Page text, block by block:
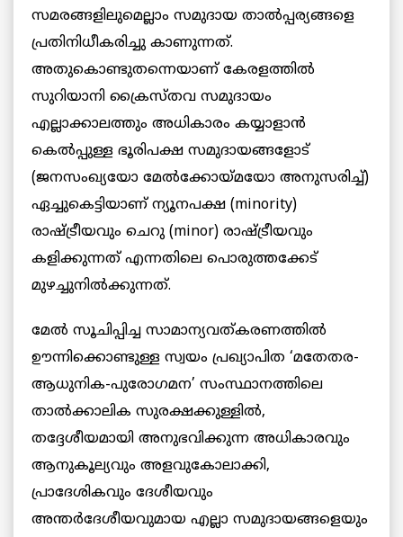
സമരങ്ങളിലുമെല്ലാം സമുദായ താൽപ്പര്യങ്ങളെ
പ്രതിനിധീകരിച്ചു കാണുന്നത്.
അതുകൊണ്ടുതന്നെയാണ് കേരളത്തിൽ
സുറിയാനി ക്രൈസ്തവ സമുദായം
എല്ലാക്കാലത്തും അധികാരം കയ്യാളാൻ
കെൽപ്പുള്ള ഭൂരിപക്ഷ സമുദായങ്ങളോട്
(ജനസംഖ്യയോ മേൽക്കോയ്മയോ അനുസരിച്ച്)
ഏച്ചുകെട്ടിയാണ് ന്യൂനപക്ഷ (minority)
രാഷ്ട്രീയവും ചെറു (minor) രാഷ്ട്രീയവും
കളിക്കുന്നത് എന്നതിലെ പൊരുത്തക്കേട്
മുഴച്ചുനിൽക്കുന്നത്.
മേൽ സൂചിപ്പിച്ച സാമാന്യവത്കരണത്തിൽ
ഊന്നിക്കൊണ്ടുള്ള സ്വയം പ്രഖ്യാപിത ‘മതേതര-
ആധുനിക-പുരോഗമന’ സംസ്ഥാനത്തിലെ
താൽക്കാലിക സുരക്ഷക്കുള്ളിൽ,
തദ്ദേശീയമായി അനുഭവിക്കുന്ന അധികാരവും
ആനുകൂല്യവും അളവുകോലാക്കി,
പ്രാദേശികവും ദേശീയവും
അന്തർദേശീയവുമായ എല്ലാ സമുദായങ്ങളെയും